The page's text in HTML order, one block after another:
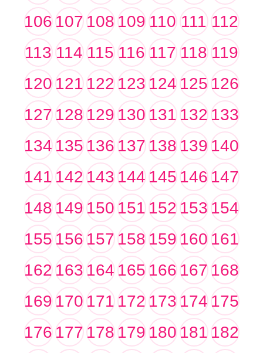
106107108109110 111 112
113 114 115 116 117 118 119
120121122123124125126
127128129130131132133
134135136137138139140
141142143144145146147
148149150151152153154
155156157158159160161
162163164165166167168
169170171172173174175
176177178179180181182